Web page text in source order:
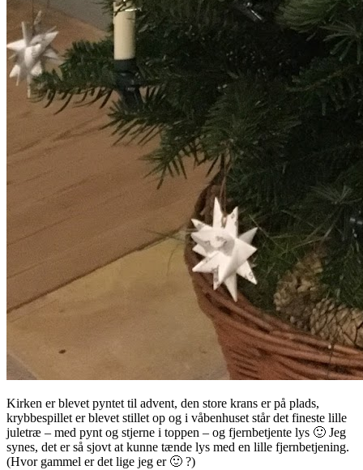
Kirken er blevet pyntet til advent, den store krans er på plads,
krybbespillet er blevet stillet op og i våbenhuset står det fineste lille
juletræ – med pynt og stjerne i toppen – og fjernbetjente lys 🙂 Jeg
synes, det er så sjovt at kunne tænde lys med en lille fjernbetjening.
(Hvor gammel er det lige jeg er 🙂 ?)